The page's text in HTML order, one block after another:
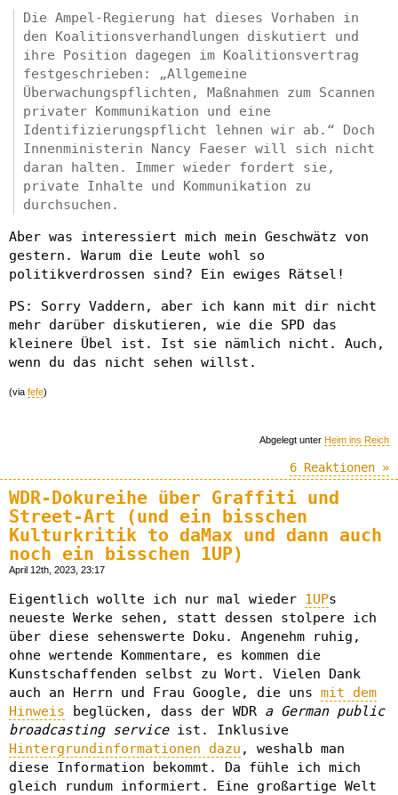
Die Ampel-Regierung hat dieses Vorhaben in
den Koalitionsverhandlungen diskutiert und
ihre Position dagegen im Koalitionsvertrag
festgeschrieben: „Allgemeine
Überwachungspflichten, Maßnahmen zum Scannen
privater Kommunikation und eine
Identifizierungspflicht lehnen wir ab.“ Doch
Innenministerin Nancy Faeser will sich nicht
daran halten. Immer wieder fordert sie,
private Inhalte und Kommunikation zu
durchsuchen.
Aber was interessiert mich mein Geschwätz von
gestern. Warum die Leute wohl so
politikverdrossen sind? Ein ewiges Rätsel!
PS: Sorry Vaddern, aber ich kann mit dir nicht
mehr darüber diskutieren, wie die SPD das
kleinere Übel ist. Ist sie nämlich nicht. Auch,
wenn du das nicht sehen willst.
(via fefe)
Abgelegt unter Heim ins Reich
6 Reaktionen »
WDR-Dokureihe über Graffiti und
Street-Art (und ein bisschen
Kulturkritik to daMax und dann auch
noch ein bisschen 1UP)
April 12th, 2023, 23:17
Eigentlich wollte ich nur mal wieder 1UPs
neueste Werke sehen, statt dessen stolpere ich
über diese sehenswerte Doku. Angenehm ruhig,
ohne wertende Kommentare, es kommen die
Kunstschaffenden selbst zu Wort. Vielen Dank
auch an Herrn und Frau Google, die uns mit dem
Hinweis beglücken, dass der WDR a German public
broadcasting serviceist. Inklusive
Hintergrundinformationen dazu , weshalb man
diese Information bekommt. Da fühle ich mich
gleich rundum informiert. Eine großartige Welt